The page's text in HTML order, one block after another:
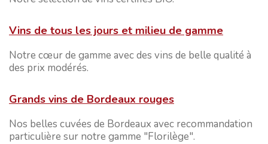
Vins de tous les jours et milieu de gamme
Notre cœur de gamme avec des vins de belle qualité à
des prix modérés.
Grands vins de Bordeaux rouges
Nos belles cuvées de Bordeaux avec recommandation
particulière sur notre gamme "Florilège".